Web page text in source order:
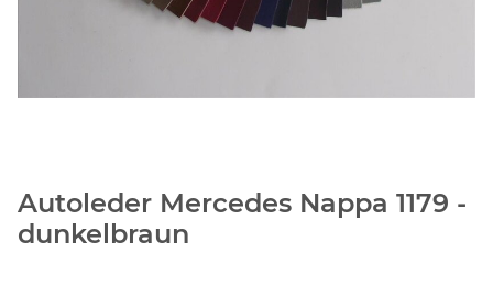
Autoleder Mercedes Nappa 1179 -
dunkelbraun